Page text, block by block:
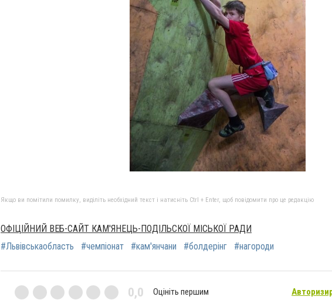
Якщо ви помітили помилку, виділіть необхідний текст і натисніть Ctrl + Enter, щоб повідомити про це редакцію
ОФІЦІЙНИЙ ВЕБ-САЙТ КАМ'ЯНЕЦЬ-ПОДІЛЬСКОЇ МІСЬКОЇ РАДИ
#Львівськаобласть
#чемпіонат #кам'янчани #болдерінг #нагороди
0,0 Оцініть першим